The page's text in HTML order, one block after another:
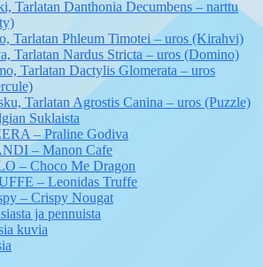
Tarlatan Danthonia Decumbens – narttu
Tarlatan Phleum Timotei – uros (Kirahvi)
Tarlatan Nardus Stricta – uros (Domino)
Tarlatan Dactylis Glomerata – uros
Tarlatan Agrostis Canina – uros (Puzzle)
Suklaista
– Praline Godiva
– Manon Cafe
– Choco Me Dragon
– Leonidas Truffe
– Crispy Nougat
ja pennuista
kuvia